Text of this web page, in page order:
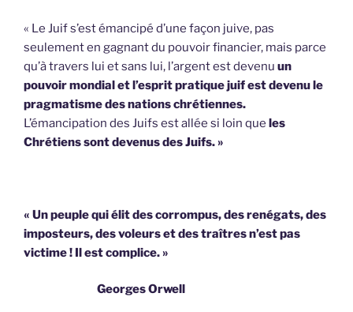
« Le Juif s’est émancipé d’une façon juive, pas
seulement en gagnant du pouvoir financier, mais parce
qu’à travers lui et sans lui, l’argent est devenu un
pouvoir mondial et l’esprit pratique juif est devenu le
pragmatisme des nations chrétiennes.
L’émancipation des Juifs est allée si loin que les
Chrétiens sont devenus des Juifs. »
« Un peuple qui élit des corrompus, des renégats, des
imposteurs, des voleurs et des traîtres n’est pas
victime ! Il est complice. »
Georges Orwell